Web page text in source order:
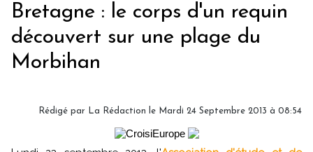
Bretagne : le corps d'un requin
découvert sur une plage du
Morbihan
Rédigé par La Rédaction le Mardi 24 Septembre 2013 à 08:54